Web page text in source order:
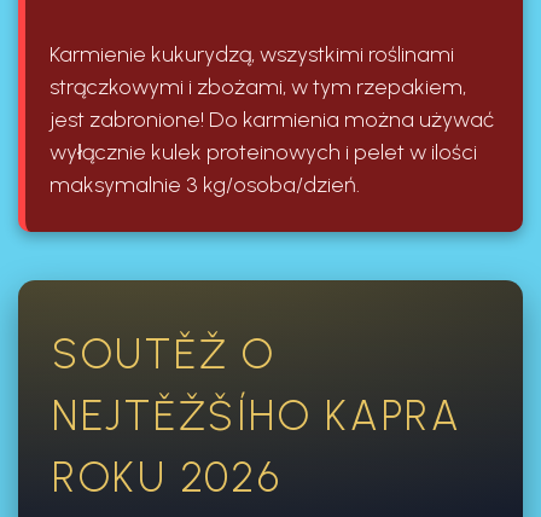
Karmienie kukurydzą, wszystkimi roślinami
strączkowymi i zbożami, w tym rzepakiem,
jest zabronione! Do karmienia można używać
wyłącznie kulek proteinowych i pelet w ilości
maksymalnie 3 kg/osoba/dzień.
SOUTĚŽ O
NEJTĚŽŠÍHO KAPRA
ROKU 2026